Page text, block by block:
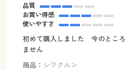
品質
お買い得感
使いやすさ
初めて購入しました 今のとこ
ません
商品： シワクルン